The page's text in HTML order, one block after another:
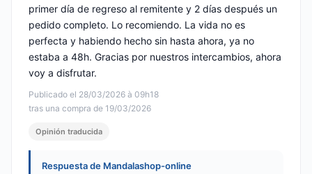
Publicado el 28/03/2026 à 09h18
tras una compra de 19/03/2026
primer día de regreso al remitente y 2 días después un
pedido completo. Lo recomiendo. La vida no es
perfecta y habiendo hecho sin hasta ahora, ya no
estaba a 48h. Gracias por nuestros intercambios, ahora
voy a disfrutar.
Opinión traducida
Respuesta de Mandalashop-online